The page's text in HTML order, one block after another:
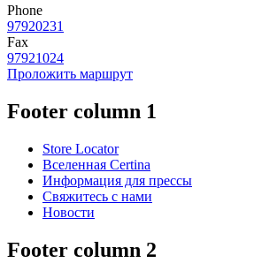
Phone
97920231
Fax
97921024
Проложить маршрут
Footer column 1
Store Locator
Вселенная Certina
Информация для прессы
Свяжитесь с нами
Новости
Footer column 2